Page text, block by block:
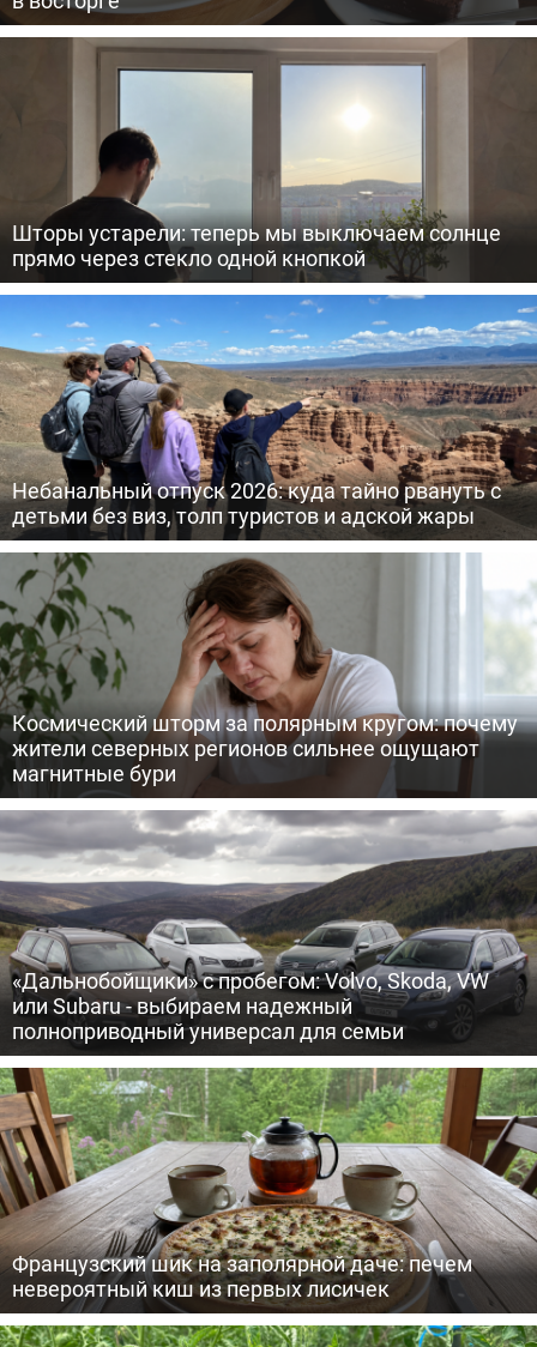
Шторы устарели: теперь мы выключаем солнце
прямо через стекло одной кнопкой
Небанальный отпуск 2026: куда тайно рвануть с
детьми без виз, толп туристов и адской жары
Космический шторм за полярным кругом: почему
жители северных регионов сильнее ощущают
магнитные бури
«Дальнобойщики» с пробегом: Volvo, Skoda, VW
или Subaru - выбираем надежный
полноприводный универсал для семьи
Французский шик на заполярной даче: печем
невероятный киш из первых лисичек